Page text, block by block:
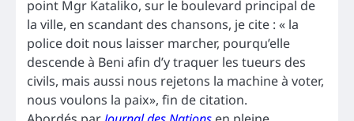
point Mgr Kataliko, sur le boulevard principal de
la ville, en scandant des chansons, je cite : « la
police doit nous laisser marcher, pourqu’elle
descende à Beni afin d’y traquer les tueurs des
civils, mais aussi nous rejetons la machine à voter,
nous voulons la paix», fin de citation.